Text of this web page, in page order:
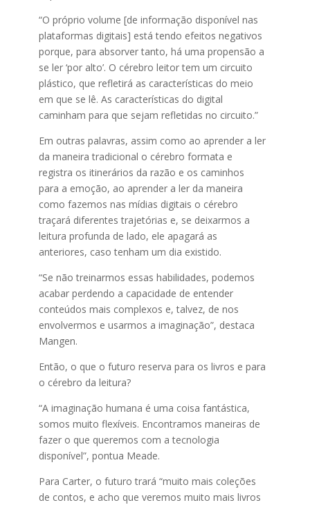
“O próprio volume [de informação disponível nas
plataformas digitais] está tendo efeitos negativos
porque, para absorver tanto, há uma propensão a
se ler ‘por alto’. O cérebro leitor tem um circuito
plástico, que refletirá as características do meio
em que se lê. As características do digital
caminham para que sejam refletidas no circuito.”
Em outras palavras, assim como ao aprender a ler
da maneira tradicional o cérebro formata e
registra os itinerários da razão e os caminhos
para a emoção, ao aprender a ler da maneira
como fazemos nas mídias digitais o cérebro
traçará diferentes trajetórias e, se deixarmos a
leitura profunda de lado, ele apagará as
anteriores, caso tenham um dia existido.
“Se não treinarmos essas habilidades, podemos
acabar perdendo a capacidade de entender
conteúdos mais complexos e, talvez, de nos
envolvermos e usarmos a imaginação”, destaca
Mangen.
Então, o que o futuro reserva para os livros e para
o cérebro da leitura?
“A imaginação humana é uma coisa fantástica,
somos muito flexíveis. Encontramos maneiras de
fazer o que queremos com a tecnologia
disponível”, pontua Meade.
Para Carter, o futuro trará “muito mais coleções
de contos, e acho que veremos muito mais livros